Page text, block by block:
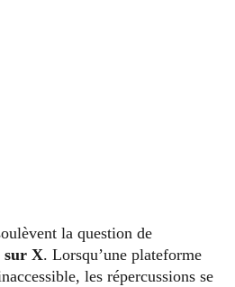
la question de
sur X. Lorsqu’une plateforme
les répercussions se